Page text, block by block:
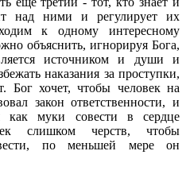
над ними и регулирует их
к одному интересному
объяснить, игнорируя Бога,
источником и души и
наказания за проступки,
Бог хочет, чтобы человек на
закон ответственности, и
как муки совести в сердце
слишком черств, чтобы
по меньшей мере он